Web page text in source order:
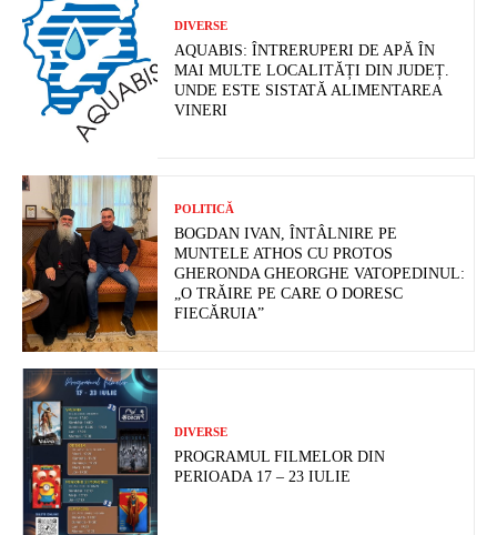
DIVERSE
AQUABIS: ÎNTRERUPERI DE APĂ ÎN
MAI MULTE LOCALITĂȚI DIN JUDEȚ.
UNDE ESTE SISTATĂ ALIMENTAREA
VINERI
POLITICĂ
BOGDAN IVAN, ÎNTÂLNIRE PE
MUNTELE ATHOS CU PROTOS
GHERONDA GHEORGHE VATOPEDINUL:
„O TRĂIRE PE CARE O DORESC
FIECĂRUIA”
DIVERSE
PROGRAMUL FILMELOR DIN
PERIOADA 17 – 23 IULIE